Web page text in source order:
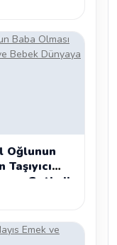
Oğlunun
Getirdi